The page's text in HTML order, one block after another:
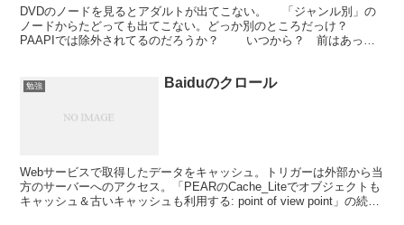
DVDのノードを見るとアダルトが出てこない。 「ジャンル別」の
ノードからたどっても出てこない。どっか別のところだっけ？
PAAPIでは除外されてるのだろうか？ いつから？ 前はあった
勉強 Baiduのクロール
Webサービスで取得したデータをキャッシュ。トリガーは外部から当
方のサーバーへのアクセス。「PEARのCache_Liteでオブジェクトも
キャッシュ＆古いキャッシュも利用する: point of view point」の続